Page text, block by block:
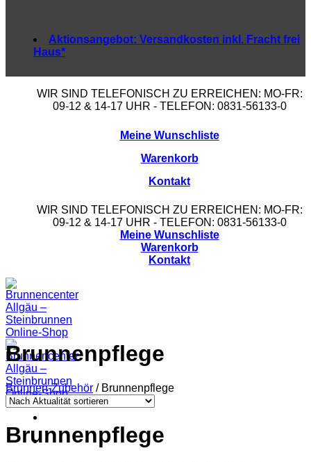
WIR SIND TELEFONISCH ZU ERREICHEN: MO-FR:
09-12 & 14-17 UHR - TELEFON: 0831-56133-0
Meine Wunschliste
Warenkorb
Kontakt
WIR SIND TELEFONISCH ZU ERREICHEN: MO-FR:
09-12 & 14-17 UHR - TELEFON: 0831-56133-0
Meine Wunschliste
Warenkorb
Kontakt
Aktionsangebot: Versandkosten inkl. Fracht frei
Haus*
Brunnenpflege
Brunnen-Zubehör /Brunnenpflege
Brunnenpflege